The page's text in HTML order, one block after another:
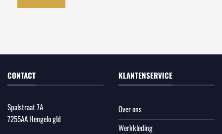
CONTACT
Spalstraat 7A
7255AA Hengelo gld
KLANTENSERVICE
Over ons
Werkkleding